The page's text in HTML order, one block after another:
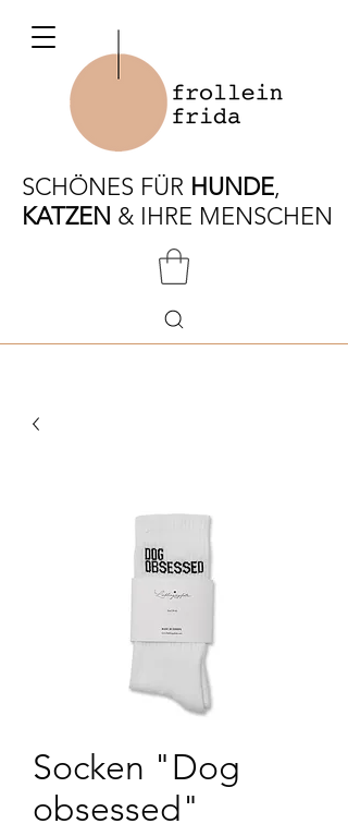
SCHÖNES FÜR HUNDE,
KATZEN & IHRE MENSCHEN
Socken "Dog
obsessed"